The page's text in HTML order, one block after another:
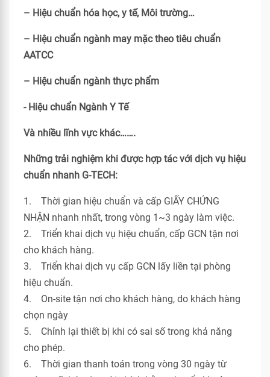
– Hiệu chuẩn hóa học, y tế, Môi trường…
– Hiệu chuẩn ngành may mặc theo tiêu chuẩn
AATCC
– Hiệu chuẩn ngành thực phẩm
- Hiệu chuẩn Ngành Y Tế
Và nhiều lĩnh vực khác…….
Những trải nghiệm khi được hợp tác với dịch vụ hiệu
chuẩn nhanh G-TECH:
1. Thời gian hiệu chuẩn và cấp GIẤY CHỨNG
NHẬN nhanh nhất, trong vòng 1~3 ngày làm việc.
2. Triển khai dịch vụ hiệu chuẩn, cấp GCN tận nơi
cho khách hàng.
3. Triển khai dịch vụ cấp GCN lấy liền tại phòng
hiệu chuẩn.
4. On-site tận nơi cho khách hàng, do khách hàng
chọn ngày
5. Chỉnh lại thiết bị khi có sai số trong khả năng
cho phép.
6. Thời gian thanh toán trong vòng 30 ngày từ